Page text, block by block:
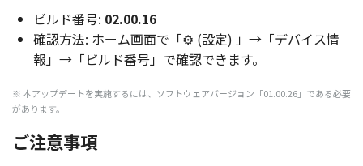
ビルド番号: 02.00.16
確認方法: ホーム画面で「⚙ (設定) 」→「デバイス情
報」→「ビルド番号」で確認できます。
※ 本アップデートを実施するには、ソフトウェアバージョン「01.00.26」である必要
があります。
ご注意事項